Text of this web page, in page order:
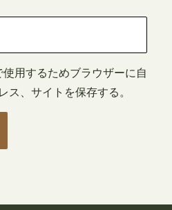
用するためブラウザーに自
ス、サイトを保存する。